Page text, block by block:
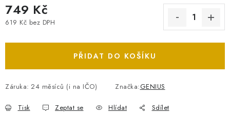
749 Kč
619 Kč bez DPH
PŘIDAT DO KOŠÍKU
Záruka: 24 měsíců (i na IČO) Značka:GENIUS
Tisk Zeptat se Hlídat Sdílet